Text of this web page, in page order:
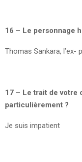
16 – Le personnage
Thomas Sankara, l’ex-
17 – Le trait de votre
particulièrement ?
Je suis impatient